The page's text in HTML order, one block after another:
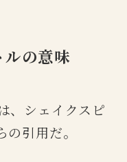
ルの意味
、シェイクスピ
引用だ。